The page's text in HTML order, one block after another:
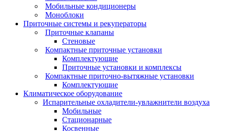
Мобильные кондиционеры
Моноблоки
Приточные системы и рекуператоры
Приточные клапаны
Стеновые
Компактные приточные установки
Комплектующие
Приточные установки и комплексы
Компактные приточно-вытяжные установки
Комплектующие
Климатическое оборудование
Испарительные охладители-увлажнители воздуха
Мобильные
Стационарные
Косвенные